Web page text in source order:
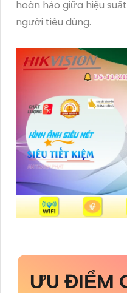
hoàn hảo giữa hiệu
người tiêu dùng.
ƯU ĐIỂM